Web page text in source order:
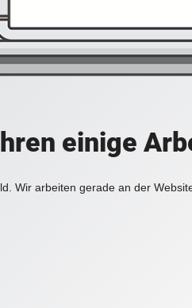
einige
Wir arbeiten gerade an der